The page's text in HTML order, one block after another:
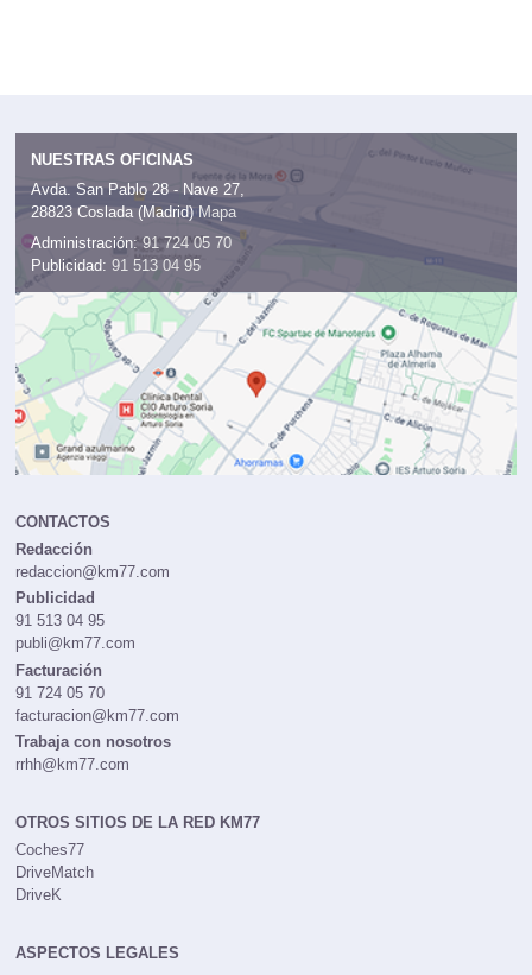
NUESTRAS OFICINAS
Avda. San Pablo 28 - Nave 27,
28823 Coslada (Madrid) Mapa
Administración: 91 724 05 70
Publicidad: 91 513 04 95
CONTACTOS
Redacción
redaccion@km77.com
Publicidad
91 513 04 95
publi@km77.com
Facturación
91 724 05 70
facturacion@km77.com
Trabaja con nosotros
rrhh@km77.com
OTROS SITIOS DE LA RED KM77
Coches77
DriveMatch
DriveK
ASPECTOS LEGALES